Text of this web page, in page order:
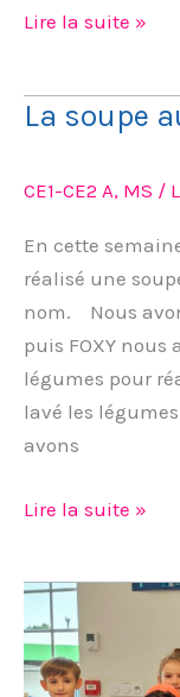
Lire la suite »
La soupe
CE1-CE2 A, MS /
En cette
réalisé une
nom. Nous
puis FOXY
légumes pour
lavé les
avons
La
des
PS-
MS
Lire la suite »
Conseil
d’école
n°1